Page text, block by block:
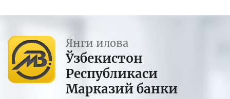
Янги илова
Ўзбекистон
Республикаси
Марказий банки